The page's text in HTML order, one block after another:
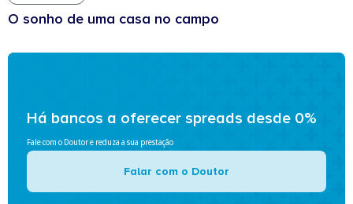
O sonho de uma casa no campo
Há bancos a oferecer spreads desde 0%
Fale com o Doutor e reduza a sua prestação
Falar com o Doutor